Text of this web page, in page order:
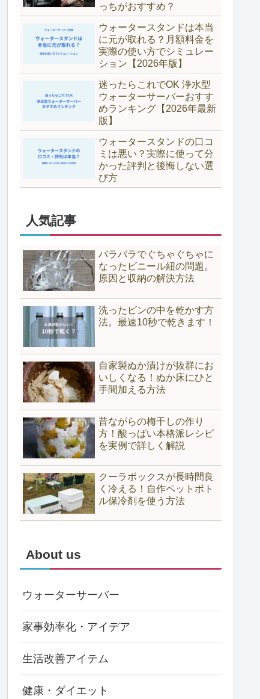
っちがおすすめ？
ウォータースタンドは本当
に元が取れる？月額料金を
実際の使い方でシミュレー
ション【2026年版】
迷ったらこれでOK 浄水型
ウォーターサーバーおすす
めランキング【2026年最新
版】
ウォータースタンドの口コ
ミは悪い？実際に使って分
かった評判と後悔しない選
び方
人気記事
バラバラでぐちゃぐちゃに
なったビニール紐の問題。
原因と収納の解決方法
洗ったビンの中を乾かす方
法。最速10秒で乾きます！
自家製ぬか漬けが抜群にお
いしくなる！ぬか床にひと
手間加える方法
昔ながらの梅干しの作り
方！酸っぱい本格派レシピ
を実例で詳しく解説
クーラボックスが長時間良
く冷える！自作ペットボト
ル保冷剤を使う方法
About us
ウォーターサーバー
家事効率化・アイデア
生活改善アイテム
健康・ダイエット